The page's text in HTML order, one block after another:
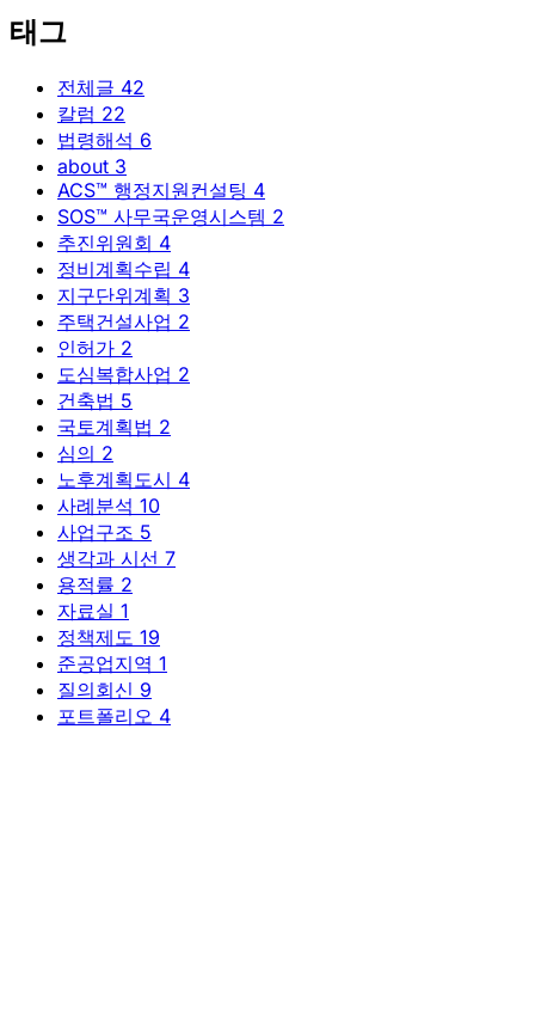
칼럼22
법령해석
about3
ACS™ 행정지원컨설팅
SOS™ 사무국운영시스템
추진위원회4
정비계획수립
지구단위계획3
주택건설사업2
인허가2
도심복합사업
건축법5
국토계획법
심의2
노후계획도시
사례분석10
사업구조5
생각과 시선
용적률2
자료실1
정책제도
준공업지역1
질의회신9
포트폴리오